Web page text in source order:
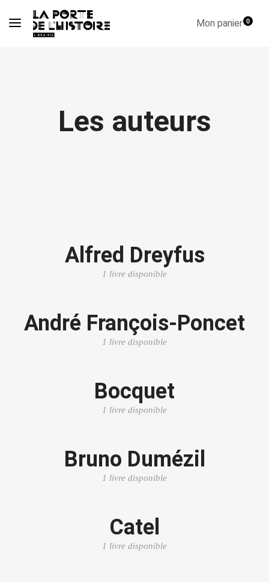
Mon panier0
Les auteurs
Alfred Dreyfus
1 livre disponible
André François-Poncet
1 livre disponible
Bocquet
1 livre disponible
Bruno Dumézil
1 livre disponible
Catel
1 livre disponible